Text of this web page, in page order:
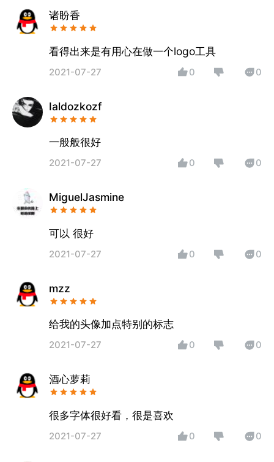
诸盼香
看得出来是有用心在做一个logo工具
2021-07-27 0 0
Ialdozkozf
一般般很好
2021-07-27 0 0
MiguelJasmine
可以 很好
2021-07-27 0 0
mzz
给我的头像加点特别的标志
2021-07-27 0 0
酒心萝莉
很多字体很好看，很是喜欢
2021-07-27 0 0